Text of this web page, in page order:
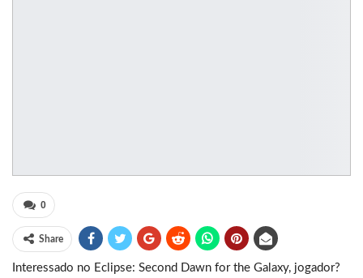
0
Share
Interessado no Eclipse: Second Dawn for the Galaxy, jogador?